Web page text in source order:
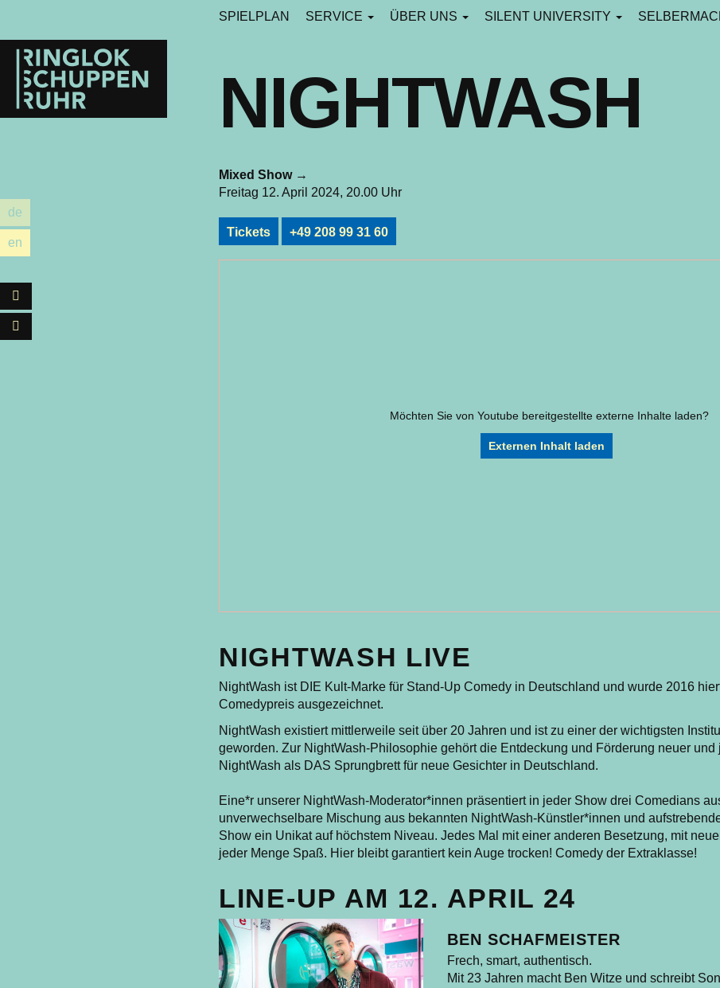
Ringlokschuppen
Ruhr
de
en
SPIELPLAN SERVICE ÜBER UNS SILENT UNIVERSITY
NIGHTWASH
Mixed Show→
Freitag 12. April 2024, 20.00 Uhr
Tickets +49 208 99 31 60
Möchten Sie von Youtubebereitgestellte externe Inhalte laden?
Externen Inhalt laden
NIGHTWASH LIVE
NightWash ist DIE Kult-Marke für Stand-Up Comedy in Deutschland und wurde 2016
Comedypreis ausgezeichnet.
NightWash existiert mittlerweile seit über 20 Jahren und ist zu einer der wichtigsten
geworden. Zur NightWash-Philosophie gehört die Entdeckung und Förderung neuer und
NightWash als DAS Sprungbrett für neue Gesichter in Deutschland.
Eine*r unserer NightWash-Moderator*innen präsentiert in jeder Show drei Comedians
unverwechselbare Mischung aus bekannten NightWash-Künstler*innen und
Show ein Unikat auf höchstem Niveau. Jedes Mal mit einer anderen Besetzung, mit
jeder Menge Spaß. Hier bleibt garantiert kein Auge trocken! Comedy der Extraklasse!
LINE-UP AM 12. APRIL 24
BEN SCHAFMEISTER
Frech, smart, authentisch.
Mit 23 Jahren macht Ben Witze und schreibt